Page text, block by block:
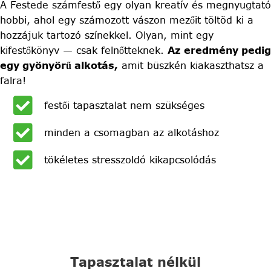
A Festede számfestő egy olyan kreatív és megnyugtató
hobbi, ahol egy számozott vászon mezőit töltöd ki a
hozzájuk tartozó színekkel. Olyan, mint egy
kifestőkönyv — csak felnőtteknek. Az eredmény pedig
egy gyönyörű alkotás, amit büszkén kiakaszthatsz a
falra!
festői tapasztalat nem szükséges
minden a csomagban az alkotáshoz
tökéletes stresszoldó kikapcsolódás
Tapasztalat nélkül